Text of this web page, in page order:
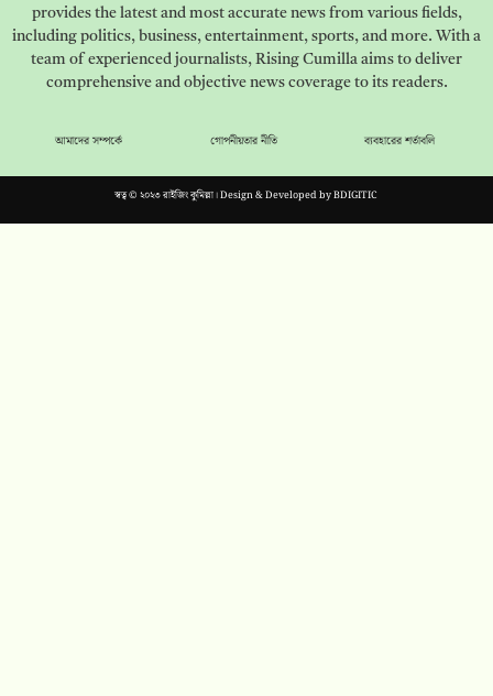
provides the latest and most accurate news from various fields,
including politics, business, entertainment, sports, and more. With a
team of experienced journalists, Rising Cumilla aims to deliver
comprehensive and objective news coverage to its readers.
আমাদের সম্পর্কে গোপনীয়তার নীতি ব্যবহারের শর্তাবলি
স্বত্ব © ২০২৩ রাইজিং কুমিল্লা। Design & Developed byBDIGITIC